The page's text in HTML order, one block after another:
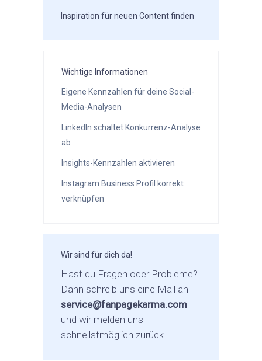
Inspiration für neuen Content finden
Wichtige Informationen
Eigene Kennzahlen für deine Social-
Media-Analysen
LinkedIn schaltet Konkurrenz-Analyse
ab
Insights-Kennzahlen aktivieren
Instagram Business Profil korrekt
verknüpfen
Wir sind für dich da!
Hast du Fragen oder Probleme?
Dann schreib uns eine Mail an
service@fanpagekarma.com
und wir melden uns
schnellstmöglich zurück.